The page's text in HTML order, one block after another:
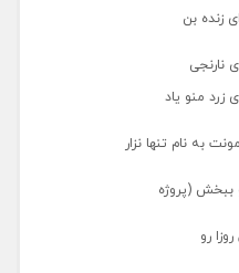
زنده بن
نارنجی
زرد منو یاد
به نام تنها نزار
ببخش (پروژه
رو